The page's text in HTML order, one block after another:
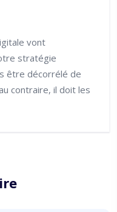
vont
stratégie
être décorrélé de
contraire, il doit les